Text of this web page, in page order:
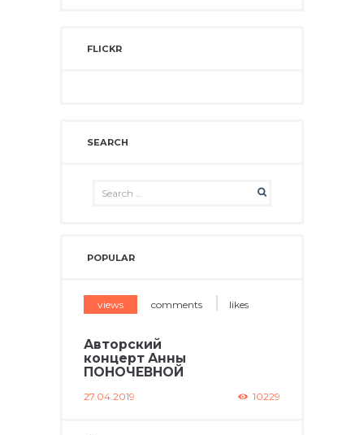
FLICKR
SEARCH
POPULAR
views comments likes
Авторский
концерт Анны
ПОНОЧЕВНОЙ
27.04.2019 10229